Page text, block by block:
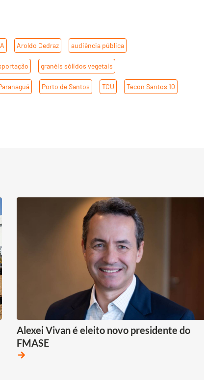
Aroldo Cedraz audiência pública
granéis sólidos vegetais
Porto de Santos TCU Tecon Santos 10
Alexei Vivan é eleito novo presidente do
FMASE
arrow_forward